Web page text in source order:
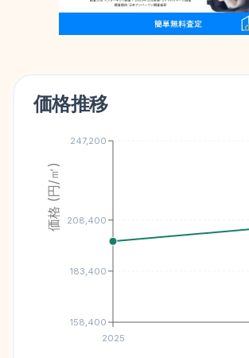
価格推移
2025
158,400
183,400
208,400
247,200
価格 (円/㎡)